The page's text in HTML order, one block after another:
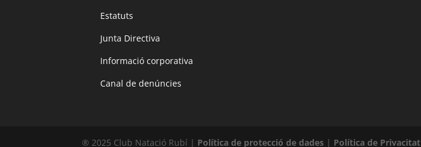
Estatuts
Junta Directiva
Informació corporativa
Canal de denúncies
® 2025 Club Natació Rubí | Política de protecció de dades | Política de Privacitat